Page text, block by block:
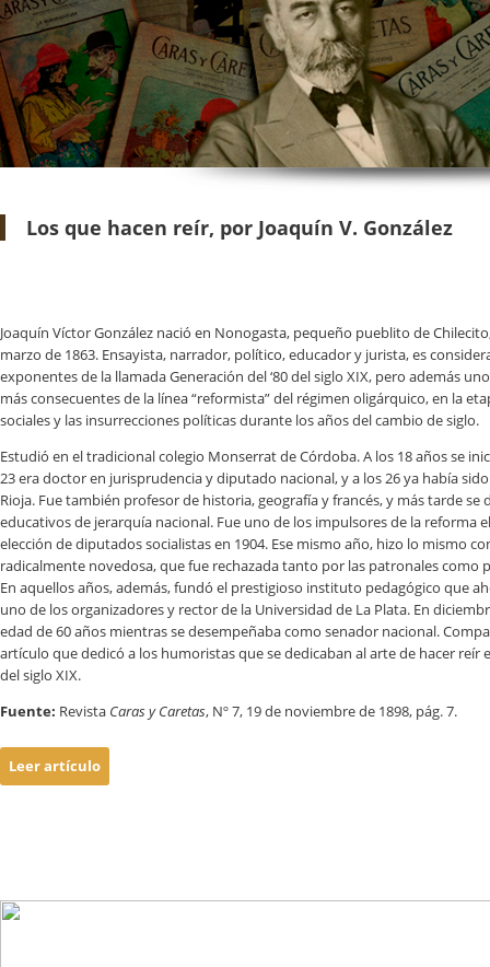
Los que hacen reír, por Joaquín V. González
Joaquín Víctor González nació en Nonogasta, pequeño pueblito de
marzo de 1863. Ensayista, narrador, político, educador y jurista, es
exponentes de la llamada Generación del ‘80 del siglo XIX, pero además
más consecuentes de la línea “reformista” del régimen oligárquico, en la
sociales y las insurrecciones políticas durante los años del cambio de siglo.
Estudió en el tradicional colegio Monserrat de Córdoba. A los 18 años se
23 era doctor en jurisprudencia y diputado nacional, y a los 26 ya había
Rioja. Fue también profesor de historia, geografía y francés, y más tarde se
educativos de jerarquía nacional. Fue uno de los impulsores de la reforma
elección de diputados socialistas en 1904. Ese mismo año, hizo lo mismo
radicalmente novedosa, que fue rechazada tanto por las patronales como
En aquellos años, además, fundó el prestigioso instituto pedagógico que
uno de los organizadores y rector de la Universidad de La Plata. En
edad de 60 años mientras se desempeñaba como senador nacional.
artículo que dedicó a los humoristas que se dedicaban al arte de hacer reír
del siglo XIX.
Fuente: Revista Caras y Caretas, Nº 7, 19 de noviembre de 1898, pág. 7.
Leer artículo